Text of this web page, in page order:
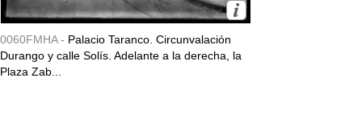
0060FMHA - Palacio Taranco. Circunvalación
Durango y calle Solís. Adelante a la derecha, la
Plaza Zab...